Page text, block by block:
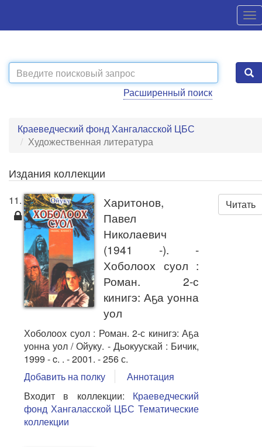
Расширенный поиск
Краеведческий фонд Хангаласской ЦБС
Художественная литература
Издания коллекции
11. Читать
Харитонов,
Павел
Николаевич
(1941 -). -
Хоболоох суол :
Роман. 2-с
кинигэ: Аҕа уонна
уол
Хоболоох суол : Роман. 2-с кинигэ: Аҕа
уонна уол / Ойуку. - Дьокуускай : Бичик,
1999 - c. . - 2001. - 256 с.
Добавить на полку
Аннотация
Входит в коллекции: Краеведческий
фонд Хангаласской ЦБС Тематические
коллекции